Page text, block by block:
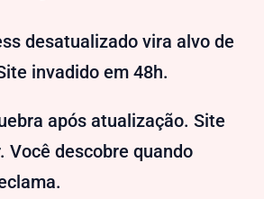
desatualizado vira alvo de
invadido em 48h.
após atualização. Site
Você descobre quando